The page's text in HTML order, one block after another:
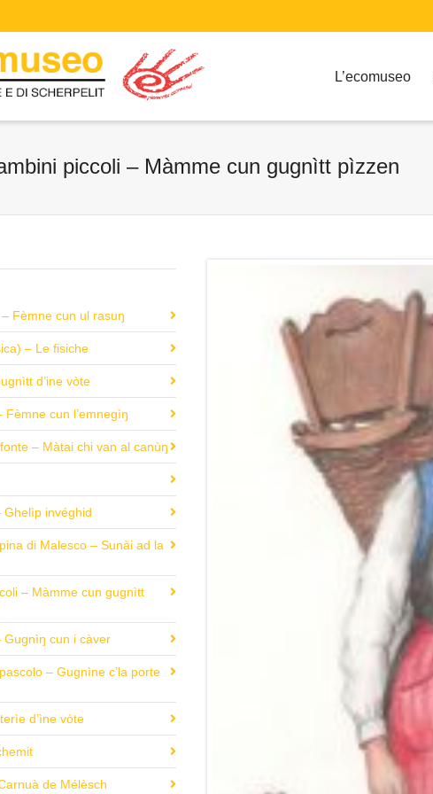
L’ecomuseo
piccoli – Màmme cun gugnìtt pìzzen
Fèmne cun ul rasuŋ
– Le fisiche
d’ine vòte
cun l’emnegìŋ
– Màtai chi van al canùŋ
invéghid
di Malesco – Sunài ad la
– Màmme cun gugnìtt
Gugnìŋ cun i càver
– Gugnìne c’la porte
d’ìne vòte
de Mélèsch